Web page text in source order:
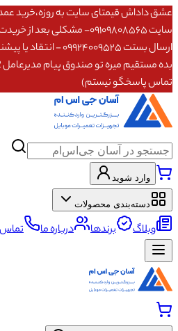
عشق داداش قیمتای سایت به روزه،خرید
ارسال بستت
تماس پاسخگو نیستم)
وارد شوید
دسته‌بندی محصولات
وبلاگ برندها درباره ما تماس